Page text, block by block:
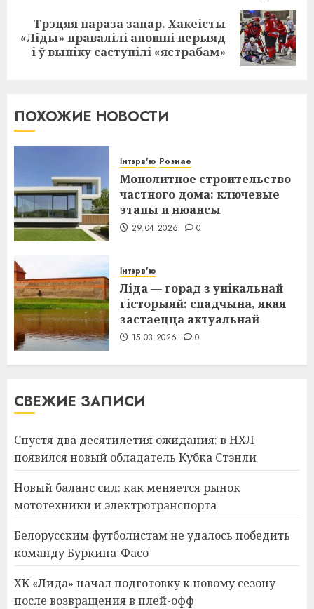
Следующая
запись:
Трэцяя параза запар. Хакеісты
«Ліды» правалілі апошні перыяд
і ў выніку саступілі «ястрабам»
ПОХОЖИЕ НОВОСТИ
Інтэрв'ю Рознае
Монолитное строительство
частного дома: ключевые
этапы и нюансы
29.04.2026 0
Інтэрв'ю
Ліда — горад з унікальнай
гісторыяй: спадчына, якая
застаецца актуальнай
15.03.2026 0
СВЕЖИЕ ЗАПИСИ
Спустя два десятилетия ожидания: в НХЛ
появился новый обладатель Кубка Стэнли
Новый баланс сил: как меняется рынок
мототехники и электротранспорта
Белорусским футболистам не удалось победить
команду Буркина-Фасо
ХК «Лида» начал подготовку к новому сезону
после возвращения в плей-офф